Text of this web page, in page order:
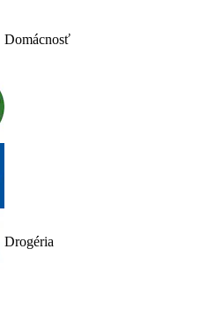
Domácnosť
Drogéria